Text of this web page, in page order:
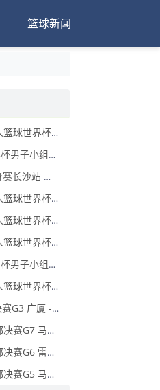
篮球新闻
2026年06月03日FIBA三人篮球世界杯女子小组赛 中国 - 拉脱维亚 录像
2026年FIBA三人篮球世界杯男子小组赛 新西兰 - 中国 录像
2026年06月03日男篮热身赛长沙站 中国男篮 - FMP拉德尼基 全场录像
2026年06月03日FIBA三人篮球世界杯女子小组赛 菲律宾 - 中国 录像
2026年06月01日FIBA三人篮球世界杯男子小组赛 中国 - 荷兰 录像
2026年06月01日FIBA三人篮球世界杯女子小组赛 意大利 - 中国 录像
2026年FIBA三人篮球世界杯男子小组赛 中国 - 日本 全场录像
2026年06月01日FIBA三人篮球世界杯女子小组赛 中国 - 德国 全场录像
2026年05月31日CBA总决赛G3 广厦 - 上海 全场录像
2026年05月31日NBA西部决赛G7 马刺 - 雷霆 全场录像
2026年05月29日NBA西部决赛G6 雷霆 - 马刺 全场录像
2026年05月27日NBA西部决赛G5 马刺 - 雷霆 全场录像